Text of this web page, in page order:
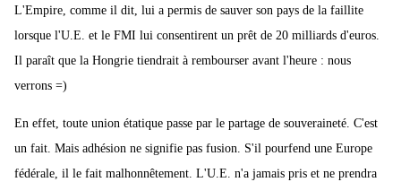
L'Empire, comme il dit, lui a permis de sauver son pays de la faillite
lorsque l'U.E. et le FMI lui consentirent un prêt de 20 milliards d'euros.
Il paraît que la Hongrie tiendrait à rembourser avant l'heure : nous
verrons =)
En effet, toute union étatique passe par le partage de souveraineté. C'est
un fait. Mais adhésion ne signifie pas fusion. S'il pourfend une Europe
fédérale, il le fait malhonnêtement. L'U.E. n'a jamais pris et ne prendra